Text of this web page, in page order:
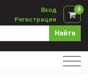
Найти
Вход
Регистрация
0